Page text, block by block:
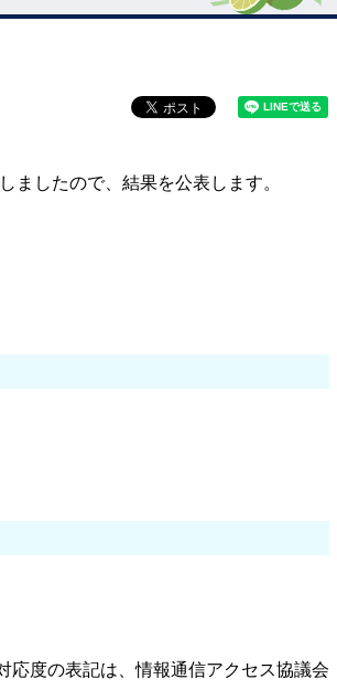
ましたので、結果を公表します。
応度の表記は、情報通信アクセス協議会